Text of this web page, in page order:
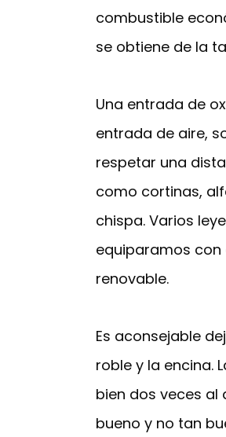
combustible
se obtiene de la
Una entrada de
entrada de aire,
respetar una
como cortinas,
chispa. Varios
equiparamos con
renovable.
Es aconsejable
roble y la encina.
bien dos veces
bueno y no tan